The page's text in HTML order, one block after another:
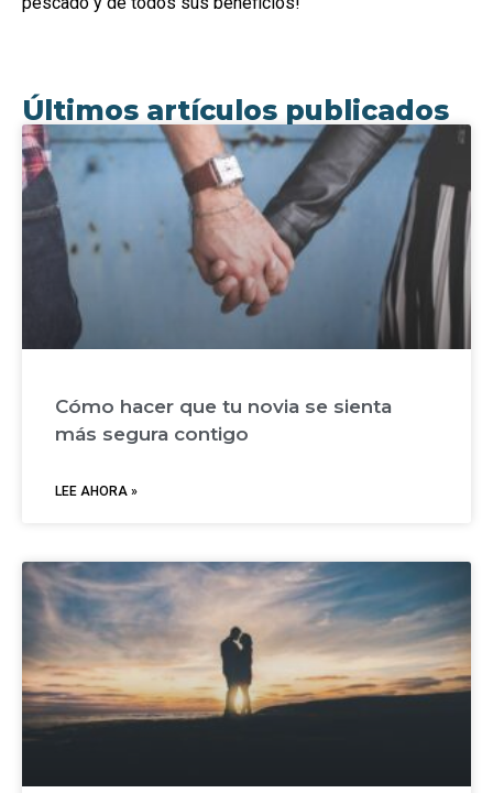
Últimos artículos publicados
Cómo hacer que tu novia se sienta
más segura contigo
LEE AHORA »